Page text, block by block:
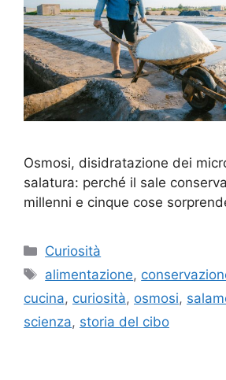
Osmosi, disidratazione dei
salatura: perché il sale
millenni e cinque cose
Categorie
Curiosità
Tag
alimentazione,
cucina, curiosità, osmosi,
scienza, storia del cibo